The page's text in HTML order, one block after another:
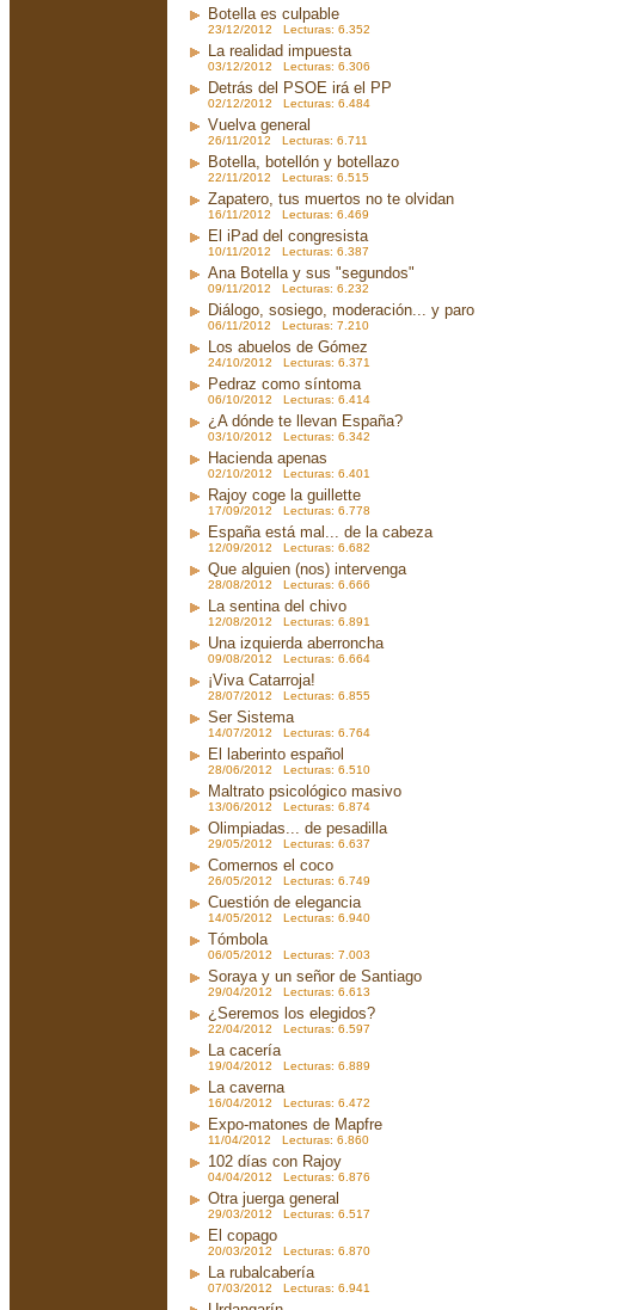
Botella es culpable
23/12/2012 Lecturas: 6.352
La realidad impuesta
03/12/2012 Lecturas: 6.306
Detrás del PSOE irá el PP
02/12/2012 Lecturas: 6.484
Vuelva general
26/11/2012 Lecturas: 6.711
Botella, botellón y botellazo
22/11/2012 Lecturas: 6.515
Zapatero, tus muertos no te olvidan
16/11/2012 Lecturas: 6.469
El iPad del congresista
10/11/2012 Lecturas: 6.387
Ana Botella y sus "segundos"
09/11/2012 Lecturas: 6.232
Diálogo, sosiego, moderación... y paro
06/11/2012 Lecturas: 7.210
Los abuelos de Gómez
24/10/2012 Lecturas: 6.371
Pedraz como síntoma
06/10/2012 Lecturas: 6.414
¿A dónde te llevan España?
03/10/2012 Lecturas: 6.342
Hacienda apenas
02/10/2012 Lecturas: 6.401
Rajoy coge la guillette
17/09/2012 Lecturas: 6.778
España está mal... de la cabeza
12/09/2012 Lecturas: 6.682
Que alguien (nos) intervenga
28/08/2012 Lecturas: 6.666
La sentina del chivo
12/08/2012 Lecturas: 6.891
Una izquierda aberroncha
09/08/2012 Lecturas: 6.664
¡Viva Catarroja!
28/07/2012 Lecturas: 6.855
Ser Sistema
14/07/2012 Lecturas: 6.764
El laberinto español
28/06/2012 Lecturas: 6.510
Maltrato psicológico masivo
13/06/2012 Lecturas: 6.874
Olimpiadas... de pesadilla
29/05/2012 Lecturas: 6.637
Comernos el coco
26/05/2012 Lecturas: 6.749
Cuestión de elegancia
14/05/2012 Lecturas: 6.940
Tómbola
06/05/2012 Lecturas: 7.003
Soraya y un señor de Santiago
29/04/2012 Lecturas: 6.613
¿Seremos los elegidos?
22/04/2012 Lecturas: 6.597
La cacería
19/04/2012 Lecturas: 6.889
La caverna
16/04/2012 Lecturas: 6.472
Expo-matones de Mapfre
11/04/2012 Lecturas: 6.860
102 días con Rajoy
04/04/2012 Lecturas: 6.876
Otra juerga general
29/03/2012 Lecturas: 6.517
El copago
20/03/2012 Lecturas: 6.870
La rubalcabería
07/03/2012 Lecturas: 6.941